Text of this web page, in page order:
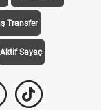
Transfer
Aktif Sayaç